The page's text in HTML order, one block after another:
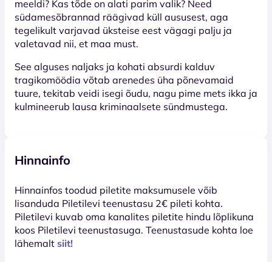
meeldi? Kas tõde on alati parim valik? Need
südamesõbrannad räägivad küll aususest, aga
tegelikult varjavad üksteise eest vägagi palju ja
valetavad nii, et maa must.
See alguses naljaks ja kohati absurdi kalduv
tragikomöödia võtab arenedes üha põnevamaid
tuure, tekitab veidi isegi õudu, nagu pime mets ikka ja
kulmineerub lausa kriminaalsete sündmustega.
Hinnainfo
Hinnainfos toodud piletite maksumusele võib
lisanduda Piletilevi teenustasu 2€ pileti kohta.
Piletilevi kuvab oma kanalites piletite hindu lõplikuna
koos Piletilevi teenustasuga. Teenustasude kohta loe
lähemalt siit!